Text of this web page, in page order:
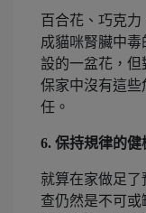
百合花、巧克
成貓咪腎臟中
設的一盆花，但
保家中沒有這些
任。
6. 保持規律的健
就算在家做足
查仍然是不可